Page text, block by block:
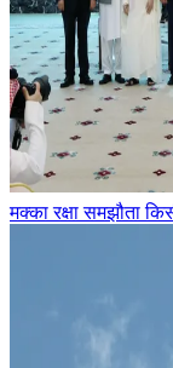
मक्का रक्षा समझौता